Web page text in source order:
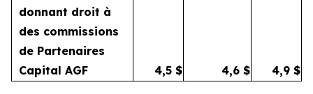
donnant droit à
des commissions
de Partenaires
Capital AGF
4,5 $ 4,6 $ 4,9 $